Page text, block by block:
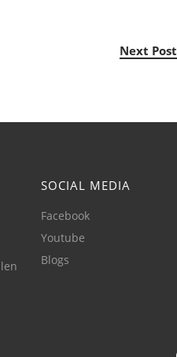
Next Post
SOCIAL MEDIA
Facebook
Youtube
Blogs